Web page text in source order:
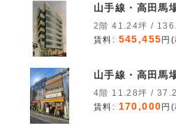
山手線・高田馬
2階 41.24坪 /
賃料: 545,455 円
山手線・高田馬
4階 11.28坪 /
賃料: 170,000 円